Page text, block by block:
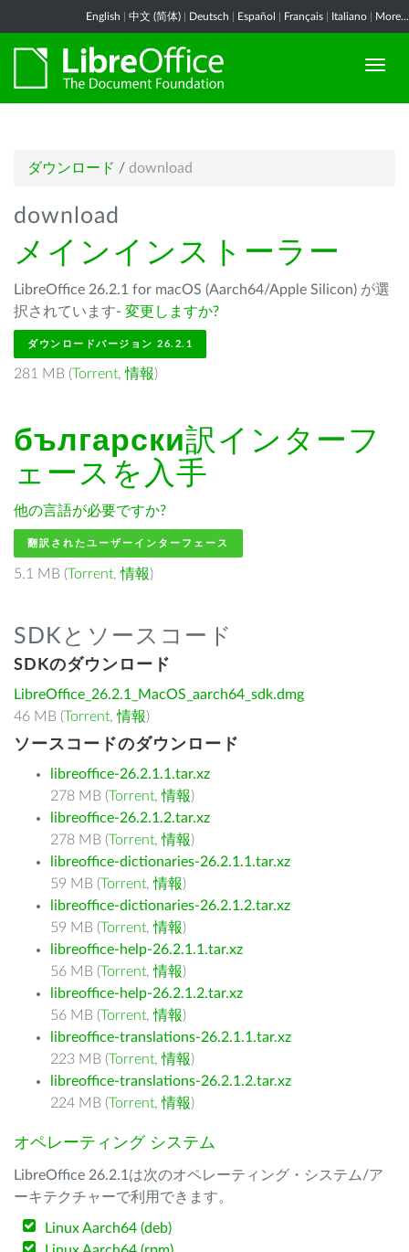
English 中文 (简体) Deutsch Español Français Italiano More...
ダウンロード / download
download
メインインストーラー
LibreOffice 26.2.1 for macOS (Aarch64/Apple Silicon) が選
択されています- 変更しますか?
ダウンロードバージョン 26.2.1
281 MB (Torrent,情報)
български訳インターフ
ェースを入手
他の言語が必要ですか?
翻訳されたユーザーインターフェース
5.1 MB (Torrent,情報)
SDKとソースコード
SDKのダウンロード
LibreOffice_26.2.1_MacOS_aarch64_sdk.dmg
46 MB (Torrent,情報)
ソースコードのダウンロード
libreoffice-26.2.1.1.tar.xz
278 MB (Torrent,情報)
libreoffice-26.2.1.2.tar.xz
278 MB (Torrent,情報)
libreoffice-dictionaries-26.2.1.1.tar.xz
59 MB (Torrent,情報)
libreoffice-dictionaries-26.2.1.2.tar.xz
59 MB (Torrent,情報)
libreoffice-help-26.2.1.1.tar.xz
56 MB (Torrent,情報)
libreoffice-help-26.2.1.2.tar.xz
56 MB (Torrent,情報)
libreoffice-translations-26.2.1.1.tar.xz
223 MB (Torrent,情報)
libreoffice-translations-26.2.1.2.tar.xz
224 MB (Torrent,情報)
オペレーティング システム
LibreOffice 26.2.1は次のオペレーティング・システム/ア
ーキテクチャーで利用できます。
Linux Aarch64 (deb)